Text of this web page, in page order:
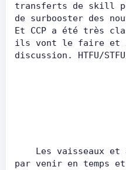
transferts de skill
de surbooster des
Et CCP a été très
ils vont le faire et
discussion.
par venir en temps